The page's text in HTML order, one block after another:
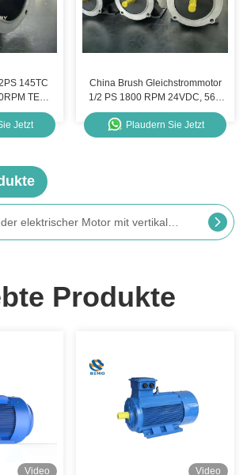
145TC
TEFC
Jetzt
China Brush Gleichstrommotor
1/2 PS 1800 RPM 24VDC, 56C
TEFC PMDC-Motor mit Fuß
Plaudern Sie Jetzt
Hochspannungs-Elektromotor der YKK-Serie 6000v 315kw Slip Ring Elektromotor
Produkte
Video Video